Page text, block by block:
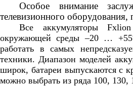
Особое внимание
телевизионного
Все аккумуляторы Fxlion
окружающей среды –20 …
работать в самых
техники. Диапазон моделей
широк, батареи выпускаются с
можно выбрать из ряда 100, 130,